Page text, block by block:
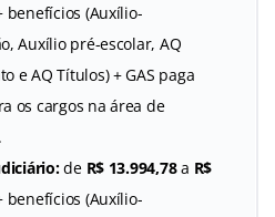
benefícios (Auxílio-
Auxílio pré-escolar, AQ
e AQ Títulos) + GAS paga
os cargos na área de
de R$ 13.994,78a R$
benefícios (Auxílio-